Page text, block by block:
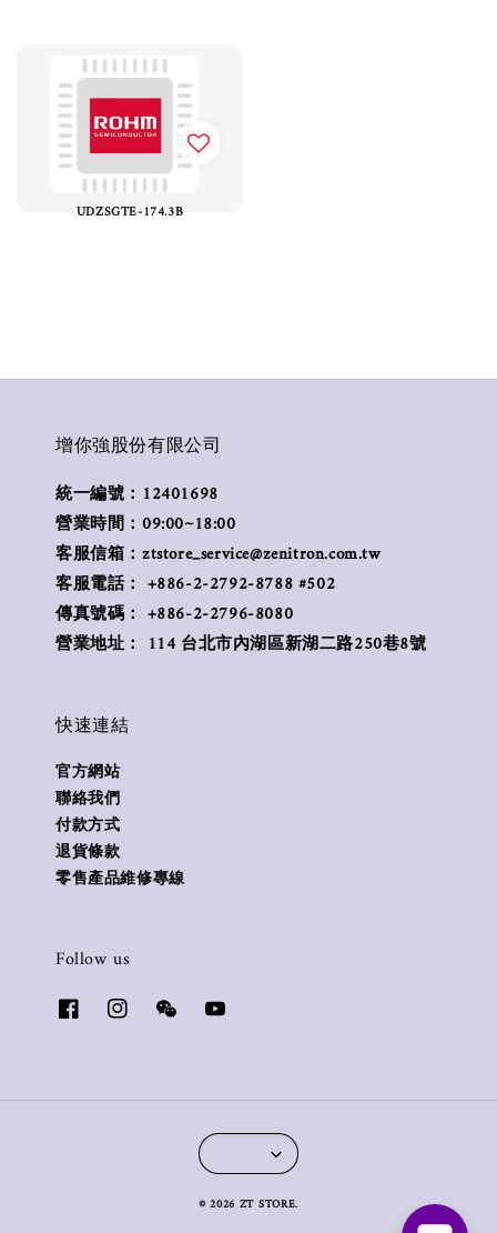
UDZSGTE-174.3B
增你強股份有限公司
統一編號：12401698
營業時間：09:00~18:00
客服信箱：ztstore_service@zenitron.com.tw
客服電話： +886-2-2792-8788 #502
傳真號碼： +886-2-2796-8080
營業地址： 114 台北市內湖區新湖二路250巷8號
快速連結
官方網站
聯絡我們
付款方式
退貨條款
零售產品維修專線
Follow us
© 2026 ZT STORE.